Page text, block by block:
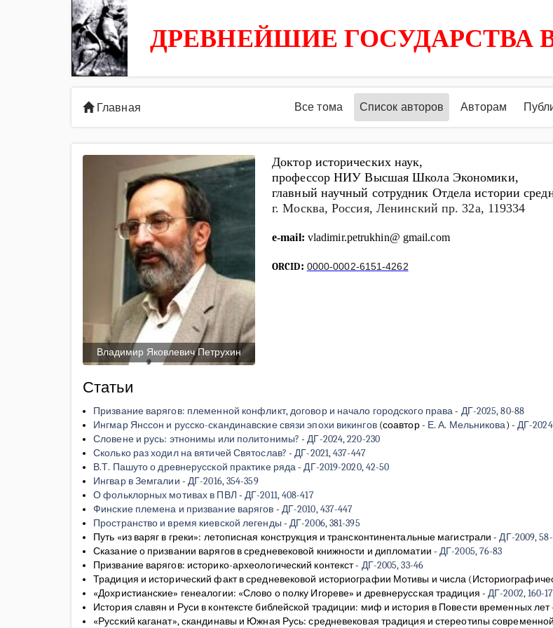
ДРЕВНЕЙШИЕ ГОСУДАРСТВА
Главная Все тома Список авторов Авторам
Владимир Яковлевич Петрухин
Доктор исторических наук,
профессор НИУ Высшая Школа Экономики,
главный научный сотрудник Отдела истории
г. Москва, Россия, Ленинский пр. 32a, 119334
e-mail: vladimir.petrukhin@ gmail.com
ORCID: 0000-0002-6151-4262
Статьи
Призвание варягов: племенной конфликт, договор и начало городского права- ДГ-2025, 80-88
Ингмар Янссон и русско-скандинавские связи эпохи викингов (соавтор - Е. А. Мельникова) - ДГ-
Словене и русь: этнонимы или политонимы? - ДГ-2024, 220-230
Сколько раз ходил на вятичей Святослав? - ДГ-2021, 437-447
В.Т. Пашуто о древнерусской практике ряда- ДГ-2019-2020, 42-50
Ингвар в Земгалии - ДГ-2016, 354-359
О фольклорных мотивах в ПВЛ - ДГ-2011, 408-417
Финские племена и призвание варягов - ДГ-2010, 437-447
Пространство и время киевской легенды - ДГ-2006, 381-395
Путь «из варяг в греки»: летописная конструкция и трансконтинентальные магистрали- ДГ-2009,
Сказание о призвании варягов в средневековой книжности и дипломатии - ДГ-2005, 76-83
Призвание варягов: историко-археологический контекст- ДГ-2005, 33-46
Традиция и исторический факт в средневековой историографии Мотивы и числа
«Дохристианские» генеалогии: «Слово о полку Игореве» и древнерусская традиция - ДГ-2002, 160-
История славян и Руси в контексте библейской традиции: миф и история в Повести временных лет
«Русский каганат», скандинавы и Южная Русь: средневековая традиция и стереотипы